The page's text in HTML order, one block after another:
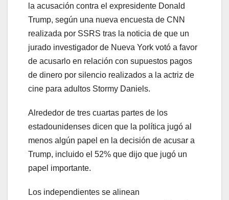
la acusación contra el expresidente Donald
Trump, según una nueva encuesta de CNN
realizada por SSRS tras la noticia de que un
jurado investigador de Nueva York votó a favor
de acusarlo en relación con supuestos pagos
de dinero por silencio realizados a la actriz de
cine para adultos Stormy Daniels.
Alrededor de tres cuartas partes de los
estadounidenses dicen que la política jugó al
menos algún papel en la decisión de acusar a
Trump, incluido el 52% que dijo que jugó un
papel importante.
Los independientes se alinean